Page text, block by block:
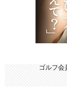
ゴルフ会